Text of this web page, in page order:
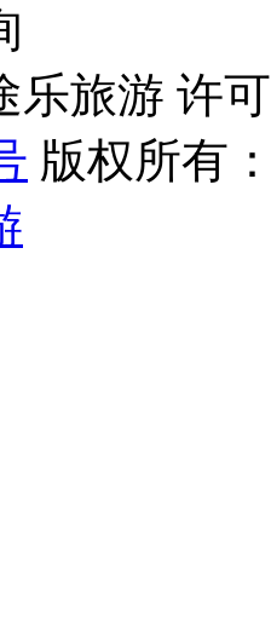
乐旅游 许
版权所有